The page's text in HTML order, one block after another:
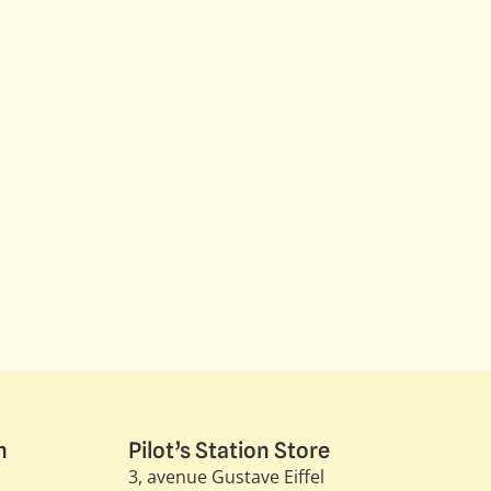
Pilot’s Station Store
3, avenue Gustave Eiffel​